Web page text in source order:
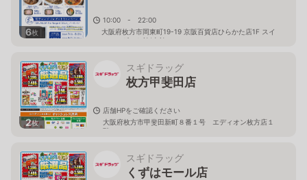
6枚
10:00 - 22:00
大阪府枚方市岡東町19-19 京阪百貨店ひらかた店1F スイ
ーツ＆ギフト館(東館
2枚
スギドラッグ
枚方甲斐田店
店舗HPをご確認ください
大阪府枚方市甲斐田新町８番１号 エディオン枚方店１
階
スギドラッグ
くずはモール店